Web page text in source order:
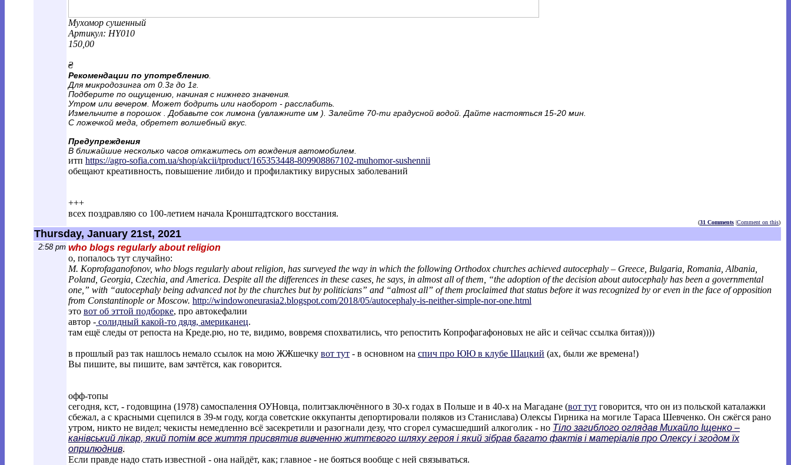
Мухомор сушенный
Артикул: HY010
150,00
₴
Рекомендации по употреблению
Для микродозинга от 0.3г до 1г.
Подберите по ощущению, начиная с нижнего значения.
Утром или вечером. Может бодрить или наоборот - расслабить.
Измельчите в порошок . Добавьте сок лимона (увлажните им ). Залейте 70-ти градусной водой. Дайте настояться 15-20 мин.
С ложечкой меда, обретет волшебный вкус.
Предупреждения
В ближайшие несколько часов откажитесь от вождения автомобилем.
итп https://agro-sofia.com.ua/shop/akcii/tproduct/165353448-809908867102-muhomor-sushennii
обещают креативность, повышение либидо и профилактику вирусных заболеваний
+++
всех поздравляю со 100-летием начала Кронштадтского восстания.
(31 Comments |Comment on this)
Thursday, January 21st, 2021
2:58 pm who blogs regularly about religion
о, попалось тут случайно:
M. Koprofaganofonov, who blogs regularly about religion, has surveyed the way in which the following Orthodox churches achieved autocephaly – Greece, Bulgaria, Romania, Albania,
Poland, Georgia, Czechia, and America. Despite all the differences in these cases, he says, in almost all of them, “the adoption of the decision about autocephaly has been a governmental
one,” with “autocephaly being advanced not by the churches but by politicians” and “almost all” of them proclaimed that status before it was recognized by or even in the face of opposition
from Constantinople or Moscow. http://windowoneurasia2.blogspot.com/2018/05/autocephaly-is-neither-simple-nor-one.html
это вот об эттой подборке, про автокефалии
автор - солидный какой-то дядя, американец.
там ещё следы от репоста на Креде.рю, но те, видимо, вовремя спохватились, что репостить Копрофагафоновых не айс и сейчас ссылка битая))))
в прошлый раз так нашлось немало ссылок на мою ЖЖшечку вот тут - в основном на спич про ЮЮ в клубе Шацкий (ах, были же времена!)
Вы пишите, вы пишите, вам зачтётся, как говорится.
офф-топы
сегодня, кст, - годовщина (1978) самоспалення ОУНовца, политзаключённого в 30-х годах в Польше и в 40-х на Магадане (вот тут говорится, что он из польской каталажки
сбежал, а с красными сцепился в 39-м году, когда советские оккупанты депортировали поляков из Станислава) Олексы Гирника на могиле Тараса Шевченко. Он сжёгся рано
утром, никто не видел; чекисты немедленно всё засекретили и разогнали дезу, что сгорел сумасшедший алкоголик - но Tіло загиблого оглядав Михайло Іщенко –
канівський лікар, який потім все життя присвятив вивченню життєвого шляху героя і який зібрав багато фактів і матеріалів про Олексу і згодом їх
оприлюднив.
Если правде надо стать известной - она найдёт, как; главное - не бояться вообще с ней связываться.